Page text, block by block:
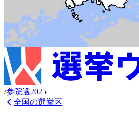
/参院選2025
全国の選挙区